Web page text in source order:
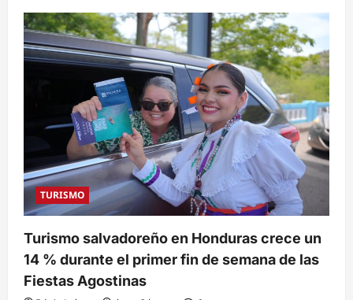
TURISMO
Turismo salvadoreño en Honduras crece un
14 % durante el primer fin de semana de las
Fiestas Agostinas